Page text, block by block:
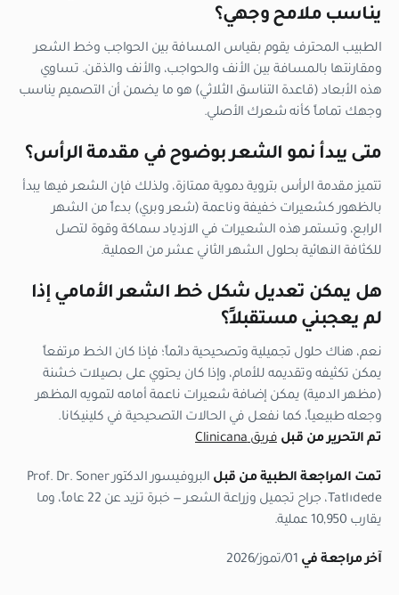
يناسب ملامح وجهي؟
الطبيب المحترف يقوم بقياس المسافة بين الحواجب وخط الشعر
ومقارنتها بالمسافة بين الأنف والحواجب، والأنف والذقن. تساوِي
هذه الأبعاد (قاعدة التناسق الثلاثي) هو ما يضمن أن التصميم يناسب
وجهك تماماً كأنه شعرك الأصلي.
متى يبدأ نمو الشعر بوضوح في مقدمة الرأس؟
تتميز مقدمة الرأس بتروية دموية ممتازة، ولذلك فإن الشعر فيها يبدأ
بالظهور كشعيرات خفيفة وناعمة (شعر وبري) بدءاً من الشهر
الرابع، وتستمر هذه الشعيرات في الازدياد سماكة وقوة لتصل
للكثافة النهائية بحلول الشهر الثاني عشر من العملية.
هل يمكن تعديل شكل خط الشعر الأمامي إذا
لم يعجبني مستقبلاً؟
نعم، هناك حلول تجميلية وتصحيحية دائماً؛ فإذا كان الخط مرتفعاً
يمكن تكثيفه وتقديمه للأمام، وإذا كان يحتوي على بصيلات خشنة
(مظهر الدمية) يمكن إضافة شعيرات ناعمة أمامه لتمويه المظهر
وجعله طبيعياً، كما نفعل في الحالات التصحيحية في كلينيكانا.
تم التحرير من قبل فريق Clinicana
تمت المراجعة الطبية من قبل
البروفيسور الدكتور Prof. Dr. Soner
Tatlıdede، جراح تجميل وزراعة الشعر — خبرة تزيد عن 22 عاماً، وما
يقارب 10,950 عملية.
آخر مراجعة في 01/تموز/2026